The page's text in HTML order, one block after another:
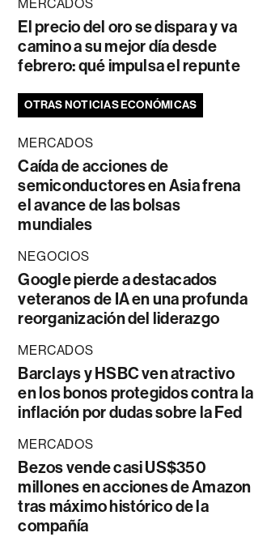
MERCADOS
El precio del oro se dispara y va
camino a su mejor día desde
febrero: qué impulsa el repunte
OTRAS NOTICIAS ECONÓMICAS
MERCADOS
Caída de acciones de
semiconductores en Asia frena
el avance de las bolsas
mundiales
NEGOCIOS
Google pierde a destacados
veteranos de IA en una profunda
reorganización del liderazgo
MERCADOS
Barclays y HSBC ven atractivo
en los bonos protegidos contra la
inflación por dudas sobre la Fed
MERCADOS
Bezos vende casi US$350
millones en acciones de Amazon
tras máximo histórico de la
compañía